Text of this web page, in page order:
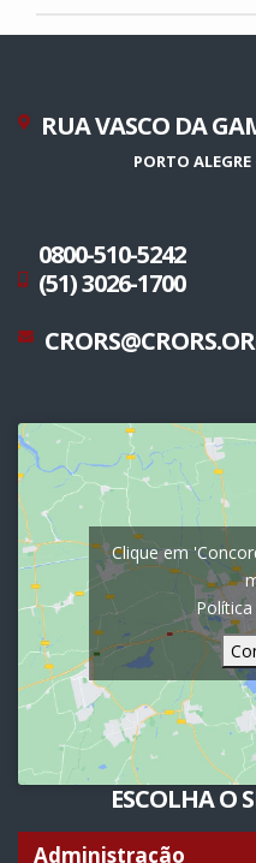
RUA VASCO DA
PORTO
0800-510-5242
(51) 3026-1700
Clique em
ESCOLHA O